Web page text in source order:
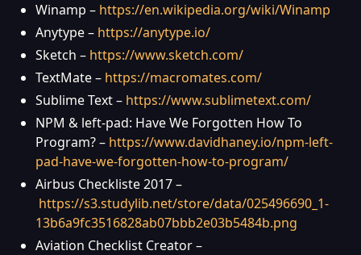
Winamp – https://en.wikipedia.org/wiki/Winamp
Anytype – https://anytype.io/
Sketch – https://www.sketch.com/
TextMate – https://macromates.com/
Sublime Text – https://www.sublimetext.com/
NPM & left-pad: Have We Forgotten How To
Program? – https://www.davidhaney.io/npm-left-
pad-have-we-forgotten-how-to-program/
Airbus Checkliste 2017 –
https://s3.studylib.net/store/data/025496690_1-
13b6a9fc3516828ab07bbb2e03b5484b.png
Aviation Checklist Creator –